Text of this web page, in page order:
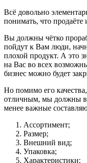
Всё довольно
понимать, что
Вы должны чётко
пойдут к Вам люди,
плохой продукт. А это
на Вас во всех
бизнес можно будет
Но помимо его
отличным, мы должны в
менее важные
Ассортимент;
Размер;
Внешний вид;
Упаковка;
Характеристики;